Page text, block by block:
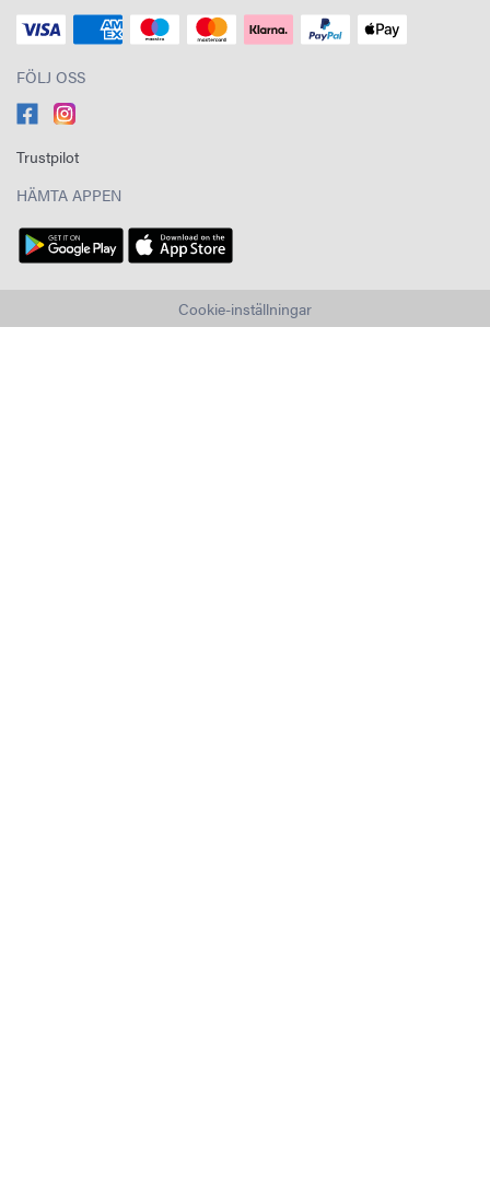
FÖLJ OSS
Trustpilot
HÄMTA APPEN
Cookie-inställningar